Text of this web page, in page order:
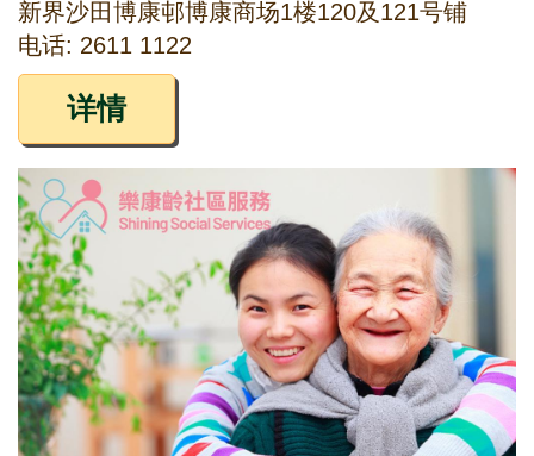
新界沙田博康邨博康商场1楼120及121号铺
电话: 2611 1122
详情